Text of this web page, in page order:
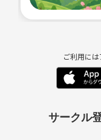
ご利用に
サークル